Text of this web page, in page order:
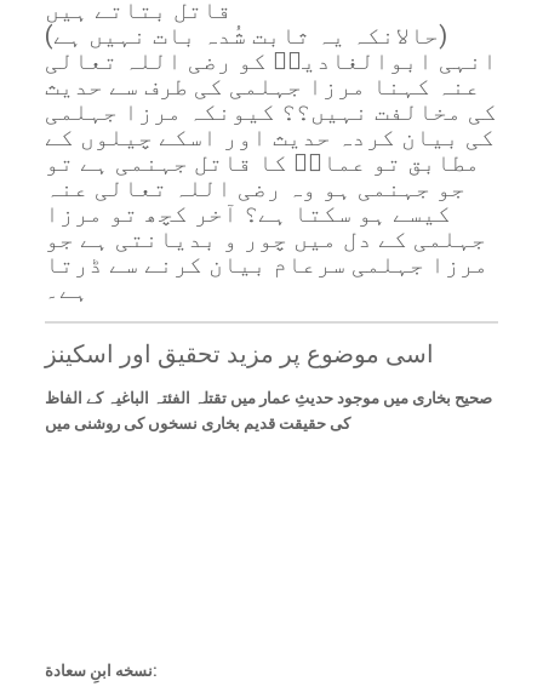
(حالانکہ یہ ثابت شُدہ بات نہیں ہے)
انہی ابوالغادیہؓ کو رضی اللہ تعالی
عنہ کہنا مرزا جہلمی کی طرف سے حدیث
کی مخالفت نہیں؟؟ کیونکہ مرزا جہلمی
کی بیان کردہ حدیث اور اسکے چیلوں کے
مطابق تو عمارؓ کا قاتل جہنمی ہے تو
جو جہنمی ہو وہ رضی اللہ تعالی عنہ
کیسے ہو سکتا ہے؟ آخر کچھ تو مرزا
جہلمی کے دل میں چور و بدیانتی ہے جو
مرزا جہلمی سرعام بیان کرنے سے ڈرتا
ہے۔
صحیح بخاری میں موجود حدیثِ عمار میں تقتلہ الفئتہ الباغیہ کے الفاظ
کی حقیقت قدیم بخاری نسخوں کی روشنی میں
نسخه ابنِ سعادة: